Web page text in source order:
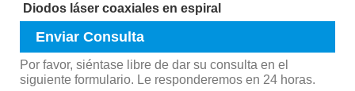
Diodos láser coaxiales en espiral
Enviar Consulta
Por favor, siéntase libre de dar su consulta en el
siguiente formulario. Le responderemos en 24 horas.